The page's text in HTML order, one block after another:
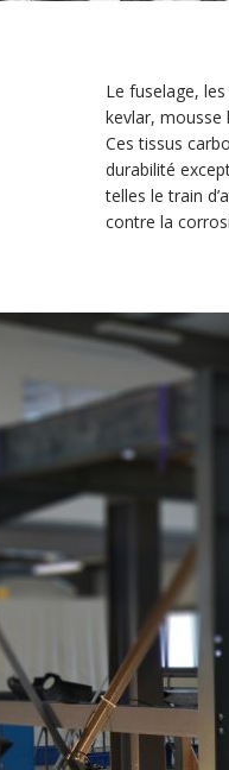
D’AVIONS DE
Le fuselage,
kevlar, mousse
Ces tissus
durabilité
telles le train
contre la